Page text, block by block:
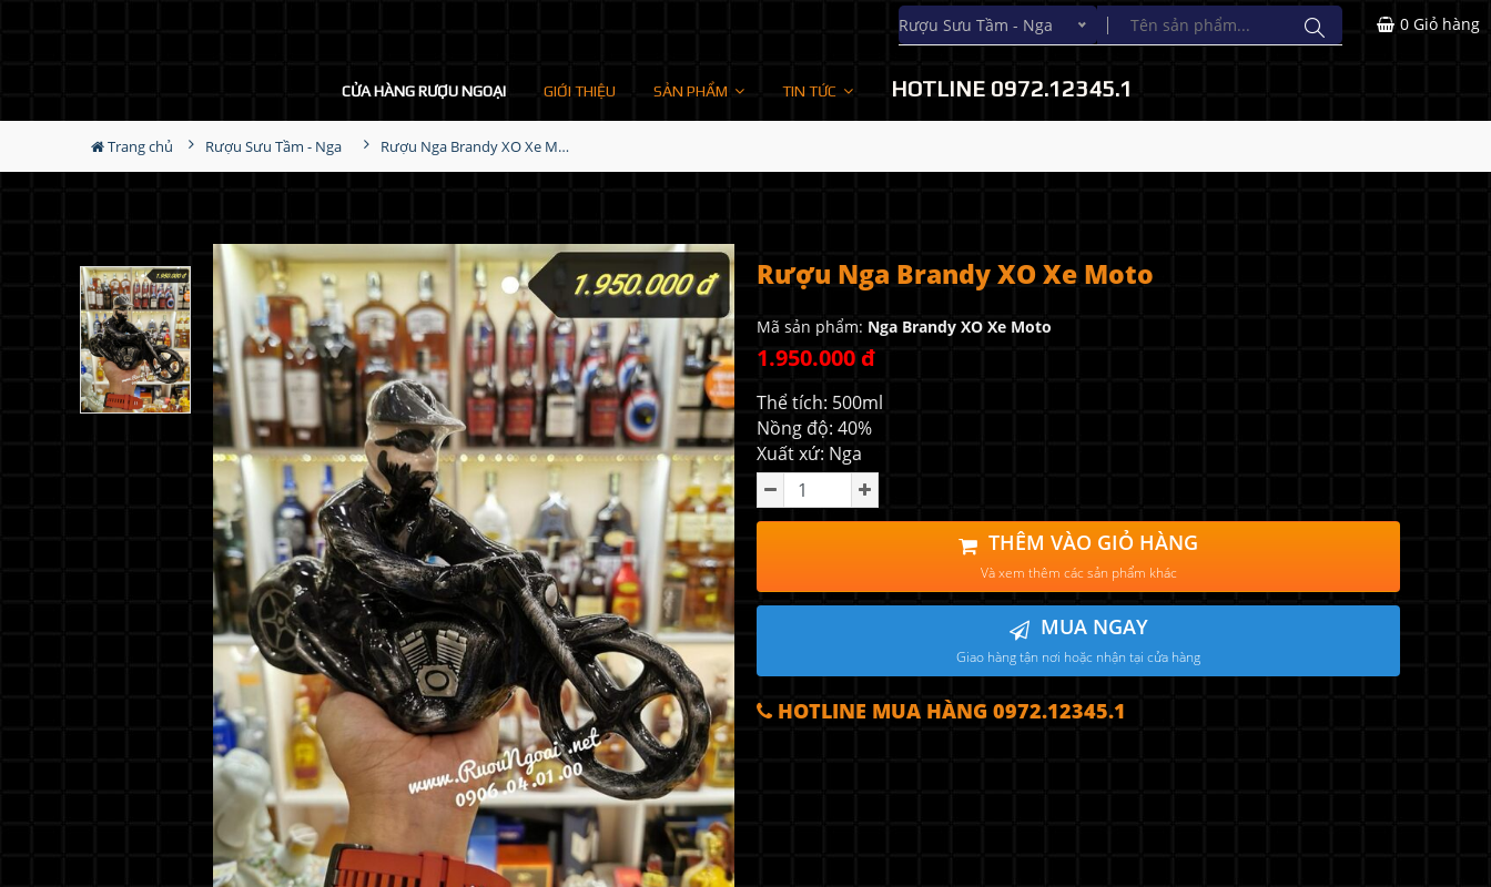
Rượu Sưu Tầm - Nga
CỬA HÀNG RƯỢU NGOẠI GIỚI THIỆU SẢN PHẨM TIN TỨC HOTLINE 0972.12345.1
0 Giỏ hàng
Trang chủ Rượu Sưu Tầm - Nga Rượu Nga Brandy XO Xe Moto
Rượu Nga Brandy XO Xe Moto
Mã sản phẩm: Nga Brandy XO Xe Moto
1.950.000 đ
Thể tích: 500ml
Nồng độ: 40%
Xuất xứ: Nga
THÊM VÀO GIỎ HÀNG
Và xem thêm các sản phẩm khác
MUA NGAY
Giao hàng tận nơi hoặc nhận tại cửa hàng
HOTLINE MUA HÀNG 0972.12345.1